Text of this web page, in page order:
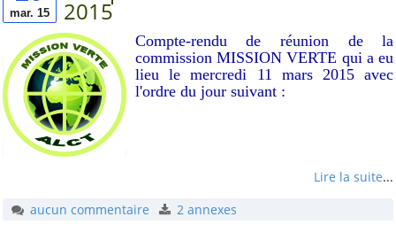
mar. 15 2015
Compte-rendu de réunion de la
commission MISSION VERTE qui a eu
lieu le mercredi 11 mars 2015 avec
l'ordre du jour suivant :
Lire la suite...
aucun commentaire
2 annexes